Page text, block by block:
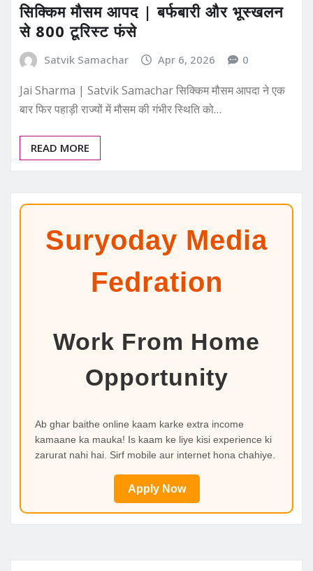
सिक्किम मौसम आपद | बर्फबारी और भूस्खलन
से 800 टूरिस्ट फंसे
Satvik Samachar Apr 6, 2026 0
Jai Sharma | Satvik Samachar सिक्किम मौसम आपदा ने एक
बार फिर पहाड़ी राज्यों में मौसम की गंभीर स्थिति को…
READ MORE
Suryoday Media
Fedration
Work From Home
Opportunity
Ab ghar baithe online kaam karke extra income
kamaane ka mauka! Is kaam ke liye kisi experience ki
zarurat nahi hai. Sirf mobile aur internet hona chahiye.
Apply Now